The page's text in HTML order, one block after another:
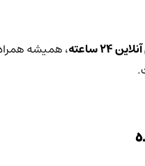
۲۴ ساعته ، همیشه